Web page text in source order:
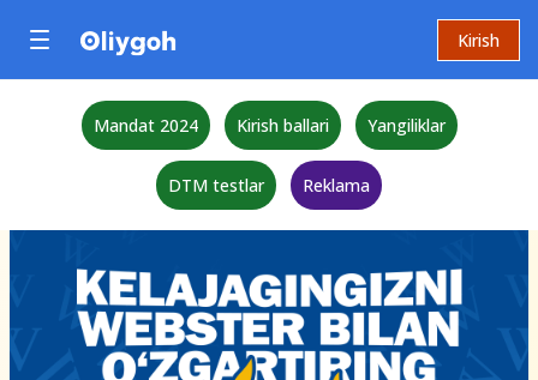
Kirish
Mandat 2024 Kirish ballari Yangiliklar
DTM testlar Reklama